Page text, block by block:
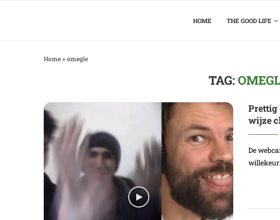
HOME THE GOOD LIFE
Home» omegle
TAG:
Prettig
wijze
De